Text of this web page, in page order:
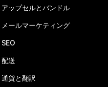
アップセルとバンドル
メールマーケティング
SEO
配送
通貨と翻訳